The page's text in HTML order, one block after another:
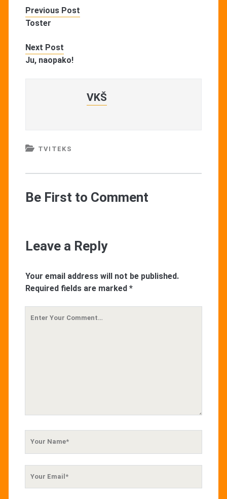
Previous Post
Toster
Next Post
Ju, naopako!
VKŠ
TVITEKS
Be First to Comment
Leave a Reply
Your email address will not be published.
Required fields are marked *